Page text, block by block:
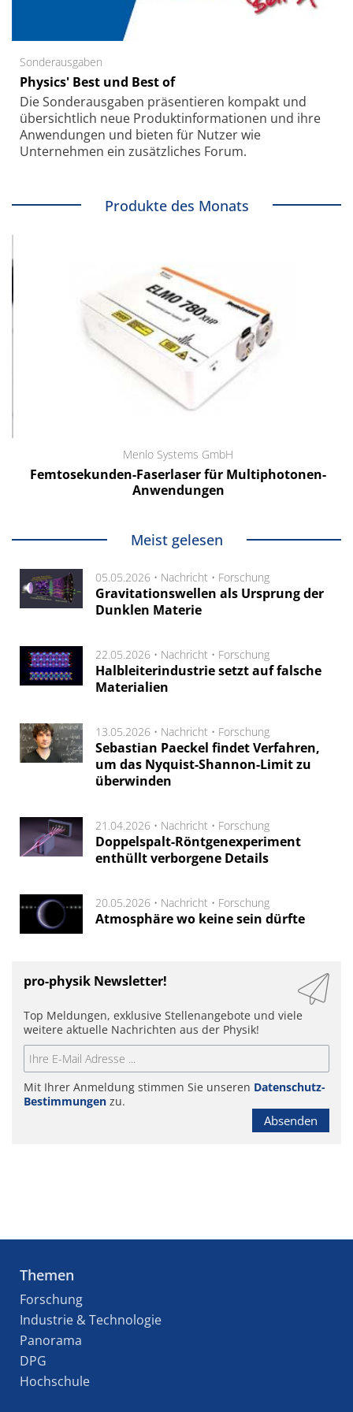
Sonderausgaben
Physics' Best und Best of
Die Sonder­ausgaben präsentieren kompakt und
übersichtlich neue Produkt­informationen und ihre
Anwendungen und bieten für Nutzer wie
Unternehmen ein zusätzliches Forum.
Produkte des Monats
Menlo Systems GmbH
Femtosekunden-Faserlaser für Multiphotonen-
Anwendungen
Meist gelesen
05.05.2026 • Nachricht • Forschung
Gravitationswellen als Ursprung der
Dunklen Materie
22.05.2026 • Nachricht • Forschung
Halbleiterindustrie setzt auf falsche
Materialien
13.05.2026 • Nachricht • Forschung
Sebastian Paeckel findet Verfahren,
um das Nyquist-Shannon-Limit zu
überwinden
21.04.2026 • Nachricht • Forschung
Doppelspalt-Röntgenexperiment
enthüllt verborgene Details
20.05.2026 • Nachricht • Forschung
Atmosphäre wo keine sein dürfte
pro-physik Newsletter!
Top Meldungen, exklusive Stellenangebote und viele
weitere aktuelle Nachrichten aus der Physik!
Mit Ihrer Anmeldung stimmen Sie unseren Datenschutz-
Bestimmungen zu.
Absenden
Themen
Forschung
Industrie & Technologie
Panorama
DPG
Hochschule